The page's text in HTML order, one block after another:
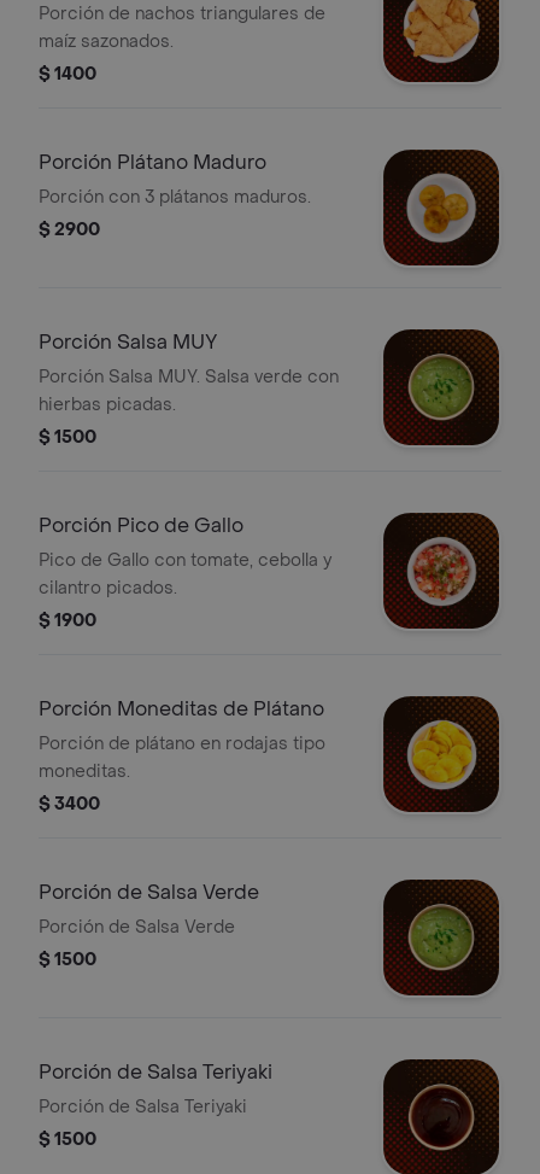
Porción de nachos triangulares de
maíz sazonados.
$ 1400
Porción Plátano Maduro
Porción con 3 plátanos maduros.
$ 2900
Porción Salsa MUY
Porción Salsa MUY. Salsa verde con
hierbas picadas.
$ 1500
Porción Pico de Gallo
Pico de Gallo con tomate, cebolla y
cilantro picados.
$ 1900
Porción Moneditas de Plátano
Porción de plátano en rodajas tipo
moneditas.
$ 3400
Porción de Salsa Verde
Porción de Salsa Verde
$ 1500
Porción de Salsa Teriyaki
Porción de Salsa Teriyaki
$ 1500